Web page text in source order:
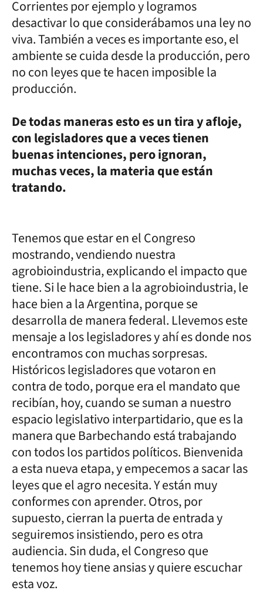
Corrientes por ejemplo y logramos
desactivar lo que considerábamos una ley no
viva. También a veces es importante eso, el
ambiente se cuida desde la producción, pero
no con leyes que te hacen imposible la
producción.
De todas maneras esto es un tira y afloje,
con legisladores que a veces tienen
buenas intenciones, pero ignoran,
muchas veces, la materia que están
tratando.
Tenemos que estar en el Congreso
mostrando, vendiendo nuestra
agrobioindustria, explicando el impacto que
tiene. Si le hace bien a la agrobioindustria, le
hace bien a la Argentina, porque se
desarrolla de manera federal. Llevemos este
mensaje a los legisladores y ahí es donde nos
encontramos con muchas sorpresas.
Históricos legisladores que votaron en
contra de todo, porque era el mandato que
recibían, hoy, cuando se suman a nuestro
espacio legislativo interpartidario, que es la
manera que Barbechando está trabajando
con todos los partidos políticos. Bienvenida
a esta nueva etapa, y empecemos a sacar las
leyes que el agro necesita. Y están muy
conformes con aprender. Otros, por
supuesto, cierran la puerta de entrada y
seguiremos insistiendo, pero es otra
audiencia. Sin duda, el Congreso que
tenemos hoy tiene ansias y quiere escuchar
esta voz.